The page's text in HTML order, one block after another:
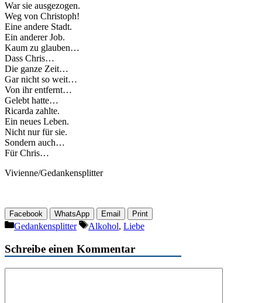
War sie ausgezogen.
Weg von Christoph!
Eine andere Stadt.
Ein anderer Job.
Kaum zu glauben…
Dass Chris…
Die ganze Zeit…
Gar nicht so weit…
Von ihr entfernt…
Gelebt hatte…
Ricarda zahlte.
Ein neues Leben.
Nicht nur für sie.
Sondern auch…
Für Chris…
Vivienne/Gedankensplitter
Facebook WhatsApp Email Print
Kategorien
Gedankensplitter Schlagwörter
Alkohol, Liebe
Schreibe einen Kommentar